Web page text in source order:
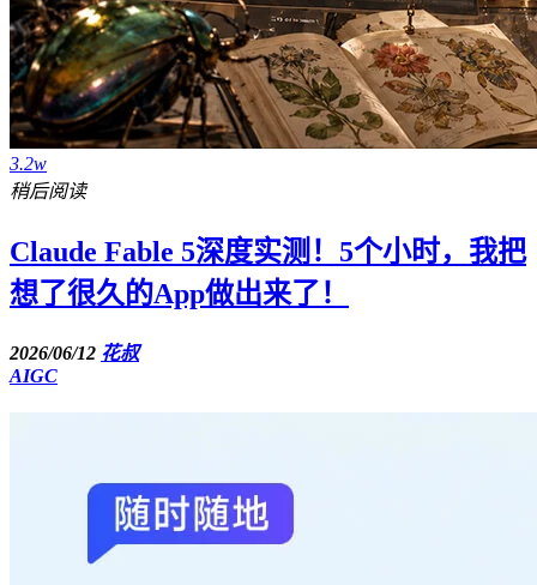
3.2w
稍后阅读
Claude Fable 5深度实测！5个小时，我把
想了很久的App做出来了！
2026/06/12 花叔
AIGC